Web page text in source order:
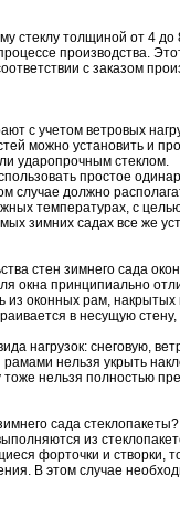
стеклу толщиной от 4 до
производства.
с заказом
с учетом ветровых
можно установить и
ударопрочным стеклом.
простое
случае должно
температурах, с
зимних садах все же
стен зимнего сада
окна принципиально
из оконных рам,
в несущую
нагрузок: снеговую,
нельзя укрыть
нельзя полностью
сада стеклопакеты?
из
форточки и створки,
В этом случае